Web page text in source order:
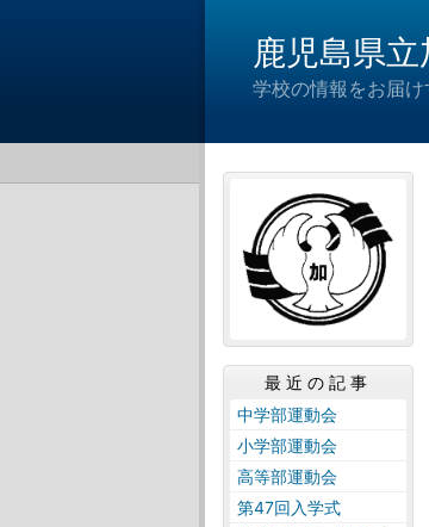
鹿児島県
学校の情報をお届
最近の記事
中学部運動会
小学部運動会
高等部運動会
第47回入学式